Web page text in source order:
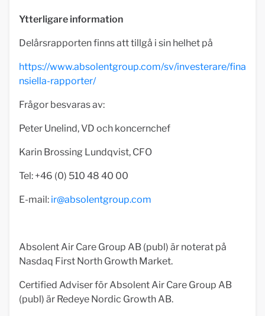
Ytterligare information
Delårsrapporten finns att tillgå i sin helhet på
https://www.absolentgroup.com/sv/investerare/fina
nsiella-rapporter/
Frågor besvaras av:
Peter Unelind, VD och koncernchef
Karin Brossing Lundqvist, CFO
Tel: +46 (0) 510 48 40 00
E-mail: ir@absolentgroup.com
Absolent Air Care Group AB (publ) är noterat på
Nasdaq First North Growth Market.
Certified Adviser för Absolent Air Care Group AB
(publ) är Redeye Nordic Growth AB.